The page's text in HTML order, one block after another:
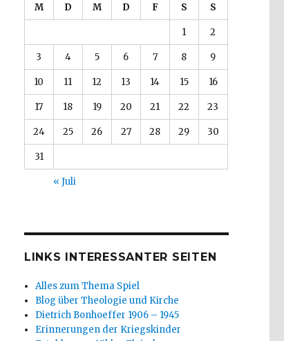
M D M D F S S
1 2
3 4 5 6 7 8 9
10 11 12 13 14 15 16
17 18 19 20 21 22 23
24 25 26 27 28 29 30
31
« Juli
LINKS INTERESSANTER SEITEN
Alles zum Thema Spiel
Blog über Theologie und Kirche
Dietrich Bonhoeffer 1906 – 1945
Erinnerungen der Kriegskinder